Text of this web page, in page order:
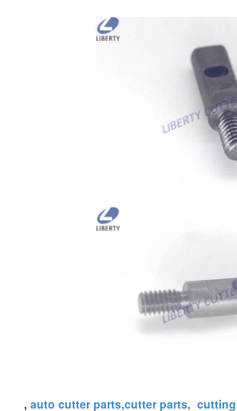
auto cutter parts,cutter parts,
,